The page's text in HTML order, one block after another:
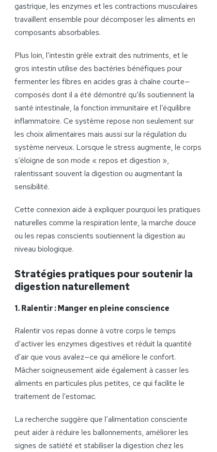
gastrique, les enzymes et les contractions musculaires
travaillent ensemble pour décomposer les aliments en
composants absorbables.
Plus loin, l’intestin grêle extrait des nutriments, et le
gros intestin utilise des bactéries bénéfiques pour
fermenter les fibres en acides gras à chaîne courte—
composés dont il a été démontré qu’ils soutiennent la
santé intestinale, la fonction immunitaire et l’équilibre
inflammatoire. Ce système repose non seulement sur
les choix alimentaires mais aussi sur la régulation du
système nerveux. Lorsque le stress augmente, le corps
s’éloigne de son mode « repos et digestion »,
ralentissant souvent la digestion ou augmentant la
sensibilité.
Cette connexion aide à expliquer pourquoi les pratiques
naturelles comme la respiration lente, la marche douce
ou les repas conscients soutiennent la digestion au
niveau biologique.
Stratégies pratiques pour soutenir la
digestion naturellement
1.Ralentir : Manger en pleine conscience
Ralentir vos repas donne à votre corps le temps
d’activer les enzymes digestives et réduit la quantité
d’air que vous avalez—ce qui améliore le confort.
Mâcher soigneusement aide également à casser les
aliments en particules plus petites, ce qui facilite le
traitement de l’estomac.
La recherche suggère que l’alimentation consciente
peut aider à réduire les ballonnements, améliorer les
signes de satiété et stabiliser la digestion chez les